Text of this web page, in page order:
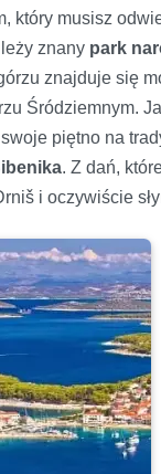
który musisz
znany park
znajduje się
Śródziemnym.
piętno na
. Z dań,
i oczywiście